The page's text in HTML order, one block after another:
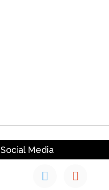
Social Media